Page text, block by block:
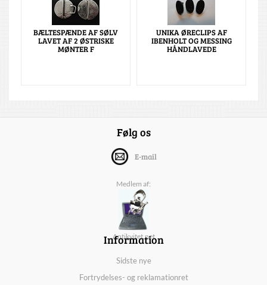
BÆLTESPÆNDE AF SØLV
LAVET AF 2 ØSTRISKE
MØNTER F
UNIKA ØRECLIPS AF
IBENHOLT OG MESSING
HÅNDLAVEDE
Følg os
E-mail
Medlem af:
Antikvitet.net
Information
Sidste nye
Fortrydelses- og reklamationret